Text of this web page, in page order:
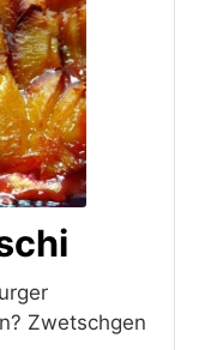
Zwetschgen